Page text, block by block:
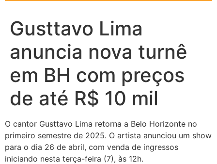
Gusttavo Lima
anuncia nova turnê
em BH com preços
de até R$ 10 mil
O cantor Gusttavo Lima retorna a Belo Horizonte no
primeiro semestre de 2025. O artista anunciou um show
para o dia 26 de abril, com venda de ingressos
iniciando nesta terça-feira (7), às 12h.